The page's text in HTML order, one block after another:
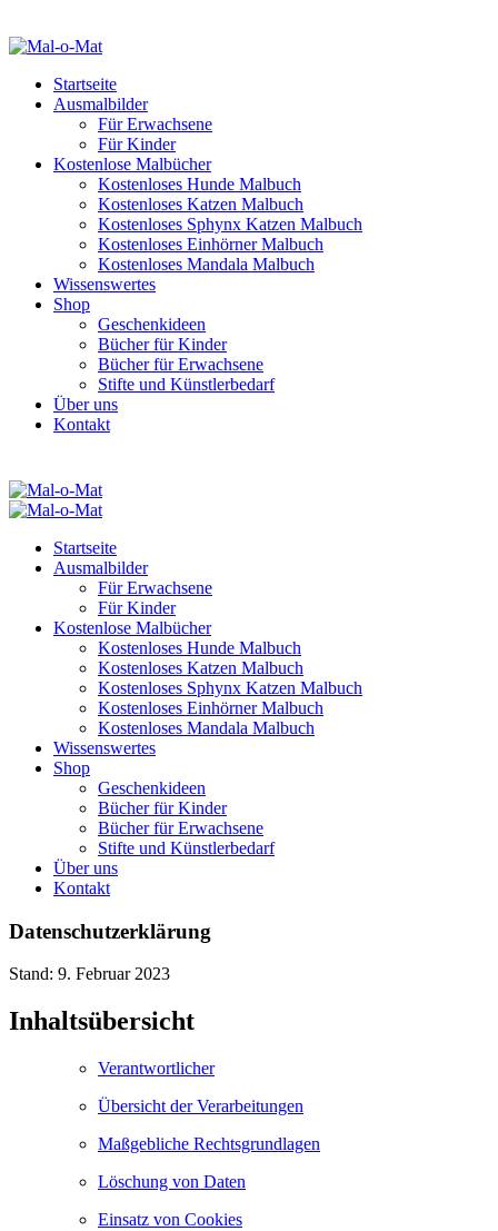
Startseite
Ausmalbilder
Für Erwachsene
Für Kinder
Kostenlose Malbücher
Kostenloses Hunde Malbuch
Kostenloses Katzen Malbuch
Kostenloses Sphynx Katzen Malbuch
Kostenloses Einhörner Malbuch
Kostenloses Mandala Malbuch
Wissenswertes
Shop
Geschenkideen
Bücher für Kinder
Bücher für Erwachsene
Stifte und Künstlerbedarf
Über uns
Kontakt
Startseite
Ausmalbilder
Für Erwachsene
Für Kinder
Kostenlose Malbücher
Kostenloses Hunde Malbuch
Kostenloses Katzen Malbuch
Kostenloses Sphynx Katzen Malbuch
Kostenloses Einhörner Malbuch
Kostenloses Mandala Malbuch
Wissenswertes
Shop
Geschenkideen
Bücher für Kinder
Bücher für Erwachsene
Stifte und Künstlerbedarf
Über uns
Kontakt
Datenschutzerklärung
Stand: 9. Februar 2023
Inhaltsübersicht
Verantwortlicher
Übersicht der Verarbeitungen
Maßgebliche Rechtsgrundlagen
Löschung von Daten
Einsatz von Cookies